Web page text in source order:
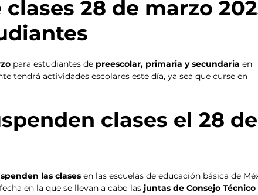
para estudiantes de preescolar, primaria y secundaria en
tendrá actividades escolares este día, ya sea que curse en
clases el 28 de
las clases en las escuelas de educación básica de
fecha en la que se llevan a cabo las juntas de Consejo Técnico